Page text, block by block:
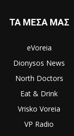
ΤΑ ΜΕΣΑ ΜΑΣ
eVoreia
Dionysos News
North Doctors
Eat & Drink
Vrisko Voreia
VP Radio